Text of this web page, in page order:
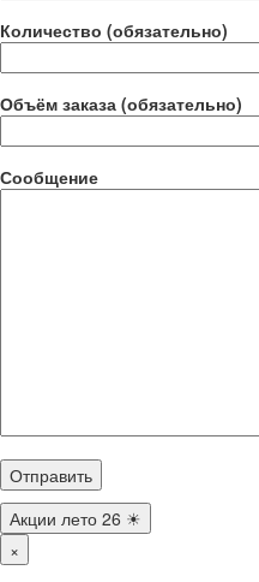
Количество (обязательно)
Объём заказа (обязательно)
Сообщение
Акции лето 26 ☀
×